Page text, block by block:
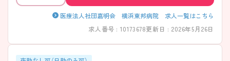
医療法人社団嘉明会 横浜東邦病院 求人一覧はこちら
求人番号 : 10173678更新日 : 2026年5月26日